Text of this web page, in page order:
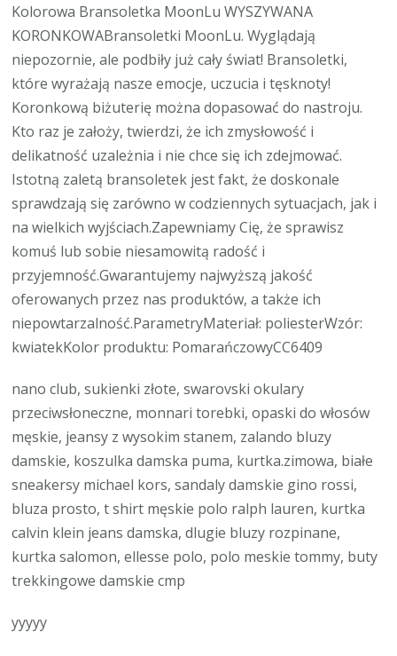
Kolorowa Bransoletka MoonLu WYSZYWANA
KORONKOWABransoletki MoonLu. Wyglądają
niepozornie, ale podbiły już cały świat! Bransoletki,
które wyrażają nasze emocje, uczucia i tęsknoty!
Koronkową biżuterię można dopasować do nastroju.
Kto raz je założy, twierdzi, że ich zmysłowość i
delikatność uzależnia i nie chce się ich zdejmować.
Istotną zaletą bransoletek jest fakt, że doskonale
sprawdzają się zarówno w codziennych sytuacjach, jak i
na wielkich wyjściach.Zapewniamy Cię, że sprawisz
komuś lub sobie niesamowitą radość i
przyjemność.Gwarantujemy najwyższą jakość
oferowanych przez nas produktów, a także ich
niepowtarzalność.ParametryMateriał: poliesterWzór:
kwiatekKolor produktu: PomarańczowyCC6409
nano club, sukienki złote, swarovski okulary
przeciwsłoneczne, monnari torebki, opaski do włosów
męskie, jeansy z wysokim stanem, zalando bluzy
damskie, koszulka damska puma, kurtka.zimowa, białe
sneakersy michael kors, sandaly damskie gino rossi,
bluza prosto, t shirt męskie polo ralph lauren, kurtka
calvin klein jeans damska, dlugie bluzy rozpinane,
kurtka salomon, ellesse polo, polo meskie tommy, buty
trekkingowe damskie cmp
yyyyy